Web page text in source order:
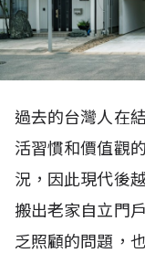
過去的台灣人在
活習慣和價值觀
況，因此現代後
搬出老家自立門
乏照顧的問題，